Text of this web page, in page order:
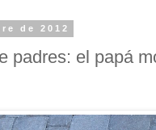
de 2012
padres: el papá